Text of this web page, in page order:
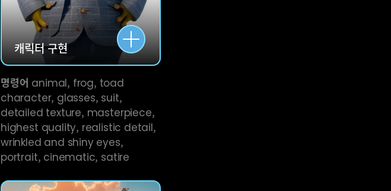
캐릭터구현
명령어 animal, frog, toad
character, glasses, suit,
detailed texture, masterpiece,
highest quality, realistic detail,
wrinkled and shiny eyes,
portrait, cinematic, satire